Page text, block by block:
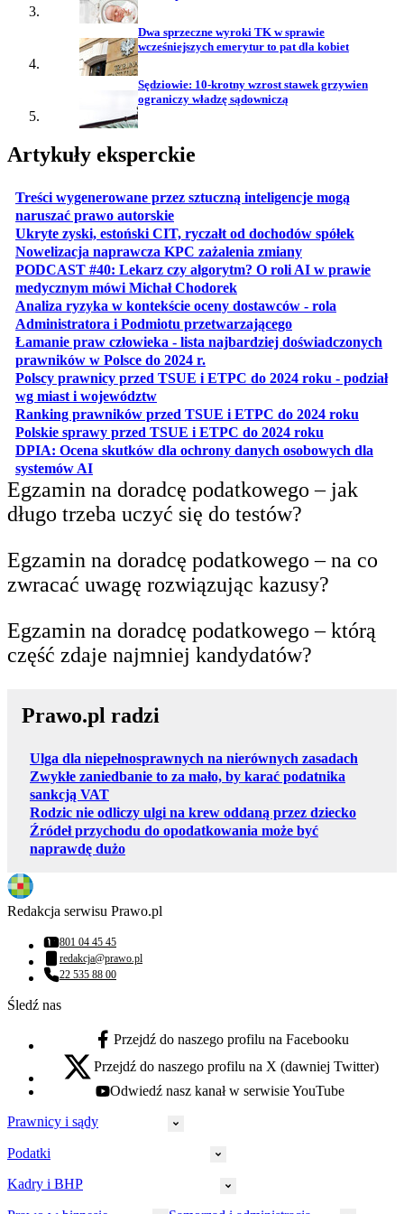
Dwa sprzeczne wyroki TK w sprawie
wcześniejszych emerytur to pat dla kobiet
Sędziowie: 10-krotny wzrost stawek grzywien
ograniczy władzę sądowniczą
Artykuły eksperckie
Treści wygenerowane przez sztuczną inteligencje mogą
naruszać prawo autorskieotwiera się w nowej karcie
Ukryte zyski, estoński CIT, ryczałt od dochodów spółekotwiera
Nowelizacja naprawcza KPC zażalenia zmianyotwiera się w
PODCAST #40: Lekarz czy algorytm? O roli AI w prawie
medycznym mówi Michał Chodorekotwiera się w nowej karcie
Analiza ryzyka w kontekście oceny dostawców - rola
Administratora i Podmiotu przetwarzającegootwiera się w
Łamanie praw człowieka - lista najbardziej doświadczonych
prawników w Polsce do 2024 r.otwiera się w nowej karcie
Polscy prawnicy przed TSUE i ETPC do 2024 roku - podział
wg miast i województwotwiera się w nowej karcie
Ranking prawników przed TSUE i ETPC do 2024 roku
Polskie sprawy przed TSUE i ETPC do 2024 roku
DPIA: Ocena skutków dla ochrony danych osobowych dla
systemów AIotwiera się w nowej karcie
Egzamin na doradcę podatkowego – jak
długo trzeba uczyć się do testów?
Egzamin na doradcę podatkowego – na co
zwracać uwagę rozwiązując kazusy?
Egzamin na doradcę podatkowego – którą
część zdaje najmniej kandydatów?
Prawo.pl radzi
Ulga dla niepełnosprawnych na nierównych zasadach
Zwykłe zaniedbanie to za mało, by karać podatnika
sankcją VAT
Rodzic nie odliczy ulgi na krew oddaną przez dziecko
Źródeł przychodu do opodatkowania może być
naprawdę dużo
Redakcja serwisu Prawo.pl
Numer telefonu:
801 04 45 45
Adres email:
redakcja@prawo.pl
Numer telefonu:
22 535 88 00
Śledź nas
facebook - otwiera się w nowej karcie
Przejdź do naszego profilu na Facebooku
x - otwiera się w nowej karcie
Przejdź do naszego profilu na X (dawniej Twitter)
youtube - otwiera się w nowej karcie
Odwiedź nasz kanał w serwisie YouTube
Prawnicy i sądy
Prawnicy
Podatki
Kadry i BHP